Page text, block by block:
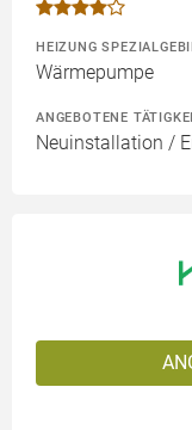
HEIZUNG
Wärmepumpe
ANGEBOTENE
Neuinstallation /